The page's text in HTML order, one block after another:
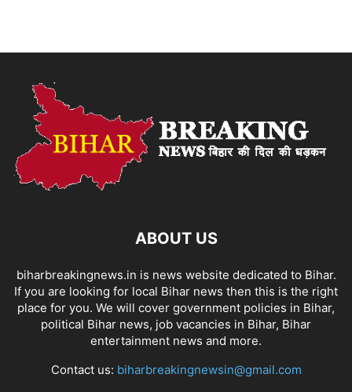
ABOUT US
biharbreakingnews.in is news website dedicated to Bihar.
If you are looking for local Bihar news then this is the right
place for you. We will cover government policies in Bihar,
political Bihar news, job vacancies in Bihar, Bihar
entertainment news and more.
Contact us: biharbreakingnewsin@gmail.com